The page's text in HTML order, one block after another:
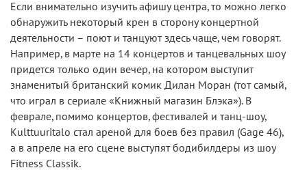
Если внимательно изучить афишу центра, то можно легко
обнаружить некоторый крен в сторону концертной
деятельности – поют и танцуют здесь чаще, чем говорят.
Например, в марте на 14 концертов и танцевальных шоу
придется только один вечер, на котором выступит
знаменитый британский комик Дилан Моран (тот самый,
что играл в сериале «Книжный магазин Блэка»). В
феврале, помимо концертов, фестивалей и танц-шоу,
Kulttuuritalo стал ареной для боев без правил (Gage 46),
а в апреле на его сцене выступят бодибилдеры из шоу
Fitness Classik.